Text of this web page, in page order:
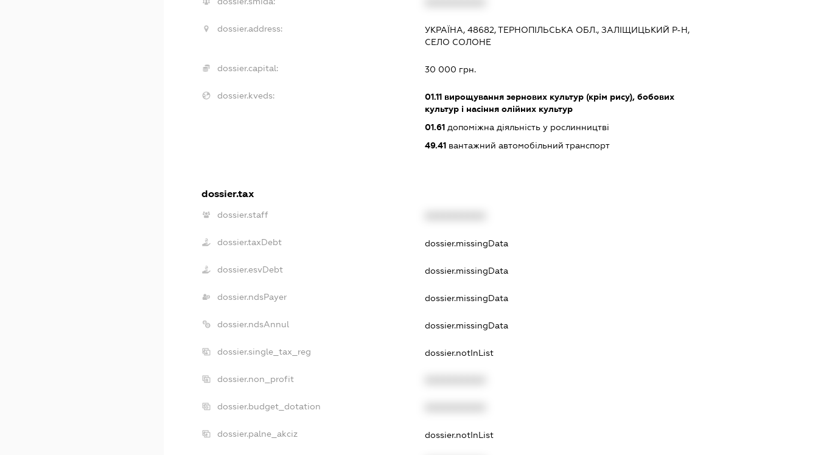
dossier.address:
УКРАЇНА, 48682, ТЕРНОПІЛЬСЬКА ОБЛ., ЗАЛІЩИЦЬКИЙ Р-Н,
СЕЛО СОЛОНЕ
dossier.capital: 30 000 грн.
dossier.kveds: 01.11 вирощування зернових культур (крім рису), бобових
культур і насіння олійних культур
01.61 допоміжна діяльність у рослинництві
49.41 вантажний автомобільний транспорт
dossier.tax
dossier.staff
dossier.taxDebt dossier.missingData
dossier.esvDebt dossier.missingData
dossier.ndsPayer dossier.missingData
dossier.ndsAnnul dossier.missingData
dossier.single_tax_reg dossier.notInList
dossier.non_profit
dossier.budget_dotation
dossier.palne_akciz dossier.notInList